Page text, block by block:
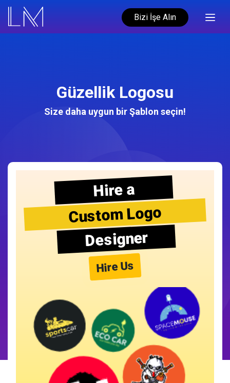
Bizi İşe Alın
Güzellik Logosu
Size daha uygun bir Şablon seçin!
Hire a
Custom Logo
Designer
Hire Us